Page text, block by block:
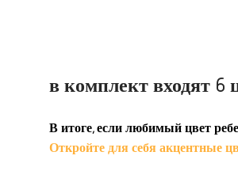
в комплект входят 6
В итоге, если любимый цвет
Откройте для себя акцентные